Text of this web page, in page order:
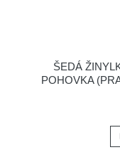
ŠEDÁ
POHOVKA